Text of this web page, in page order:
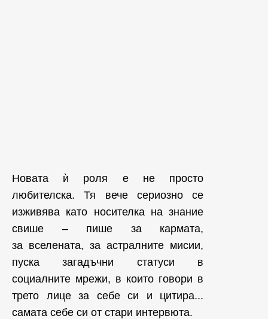
Новата ѝ роля е не просто
любителска. Тя вече сериозно се
изживява като носителка на знание
свише – пише за кармата,
за вселената, за астралните мисии,
пуска загадъчни статуси в
социалните мрежи, в които говори в
трето лице за себе си и цитира...
самата себе си от стари интервюта.